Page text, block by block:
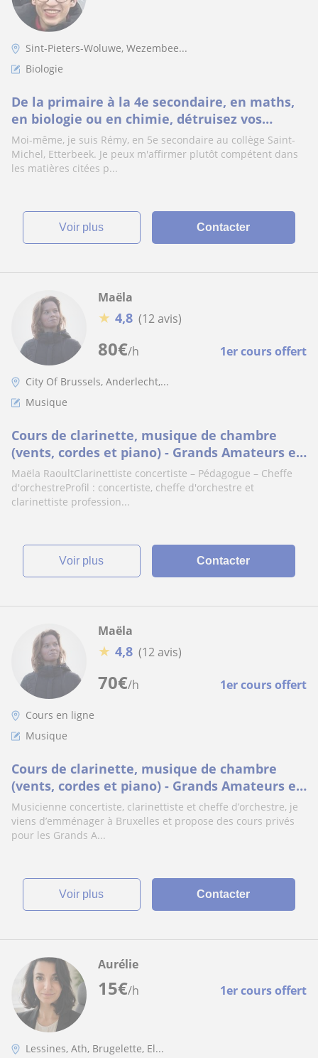
Sint-Pieters-Woluwe, Wezembee...
Biologie
De la primaire à la 4e secondaire, en maths,
en biologie ou en chimie, détruisez vos
difficultés, ou/et apprenez avec joie
Moi-même, je suis Rémy, en 5e secondaire au collège Saint-
Michel, Etterbeek. Je peux m'affirmer plutôt compétent dans
les matières citées p...
voir plus Contacter
80€/h 1er cours offert
Maëla
★ 4,8 (12 avis)
City Of Brussels, Anderlecht,...
Musique
Cours de clarinette, musique de chambre
(vents, cordes et piano) - Grands Amateurs et
perfectionnement pour futurs professionnels
Maëla RaoultClarinettiste concertiste – Pédagogue – Cheffe
d'orchestreProfil : concertiste, cheffe d'orchestre et
clarinettiste profession...
voir plus Contacter
70€/h 1er cours offert
Maëla
★ 4,8 (12 avis)
Cours en ligne
Musique
Cours de clarinette, musique de chambre
(vents, cordes et piano) - Grands Amateurs et
perfectionnement
Musicienne concertiste, clarinettiste et cheffe d’orchestre, je
viens d’emménager à Bruxelles et propose des cours privés
pour les Grands A...
voir plus Contacter
15€/h 1er cours offert
Aurélie
Lessines, Ath, Brugelette, El...